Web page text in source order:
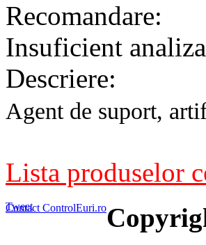
Recomandare:
Insuficient
Descriere:
Agent de suport,
Lista produselor
Tweet
Contact ControlEuri.ro